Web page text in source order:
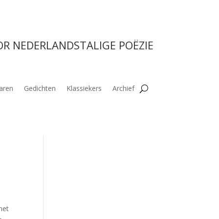
NEDERLANDSTALIGE POËZIE
Gedichten Klassiekers Archief